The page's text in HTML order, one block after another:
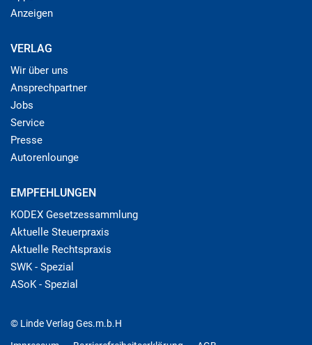
Anzeigen
VERLAG
Wir über uns
Ansprechpartner
Jobs
Service
Presse
Autorenlounge
EMPFEHLUNGEN
KODEX Gesetzessammlung
Aktuelle Steuerpraxis
Aktuelle Rechtspraxis
SWK - Spezial
ASoK - Spezial
© Linde Verlag Ges.m.b.H